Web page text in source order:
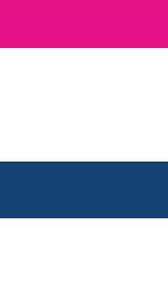
findet am